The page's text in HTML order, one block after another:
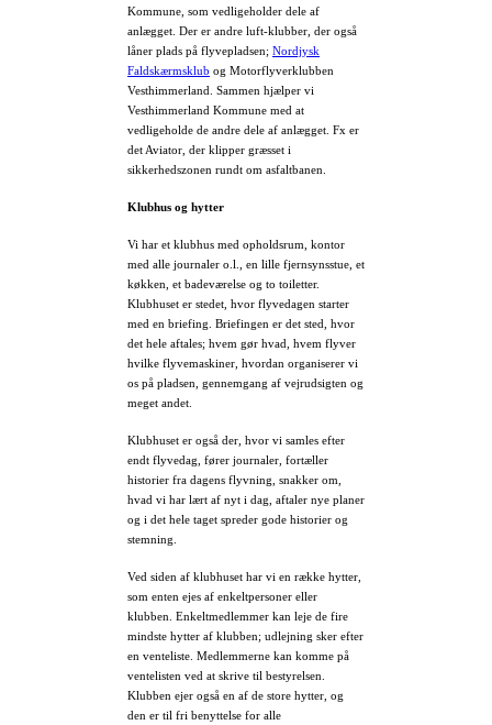
Kommune, som vedligeholder dele af
anlægget. Der er andre luft-klubber, der også
låner plads på flyvepladsen; Nordjysk
Faldskærmsklub og Motorflyverklubben
Vesthimmerland. Sammen hjælper vi
Vesthimmerland Kommune med at
vedligeholde de andre dele af anlægget. Fx er
det Aviator, der klipper græsset i
sikkerhedszonen rundt om asfaltbanen.
Klubhus og hytter
Vi har et klubhus med opholdsrum, kontor
med alle journaler o.l., en lille fjernsynsstue, et
køkken, et badeværelse og to toiletter.
Klubhuset er stedet, hvor flyvedagen starter
med en briefing. Briefingen er det sted, hvor
det hele aftales; hvem gør hvad, hvem flyver
hvilke flyvemaskiner, hvordan organiserer vi
os på pladsen, gennemgang af vejrudsigten og
meget andet.
Klubhuset er også der, hvor vi samles efter
endt flyvedag, fører journaler, fortæller
historier fra dagens flyvning, snakker om,
hvad vi har lært af nyt i dag, aftaler nye planer
og i det hele taget spreder gode historier og
stemning.
Ved siden af klubhuset har vi en række hytter,
som enten ejes af enkeltpersoner eller
klubben. Enkeltmedlemmer kan leje de fire
mindste hytter af klubben; udlejning sker efter
en venteliste. Medlemmerne kan komme på
ventelisten ved at skrive til bestyrelsen.
Klubben ejer også en af de store hytter, og
den er til fri benyttelse for alle